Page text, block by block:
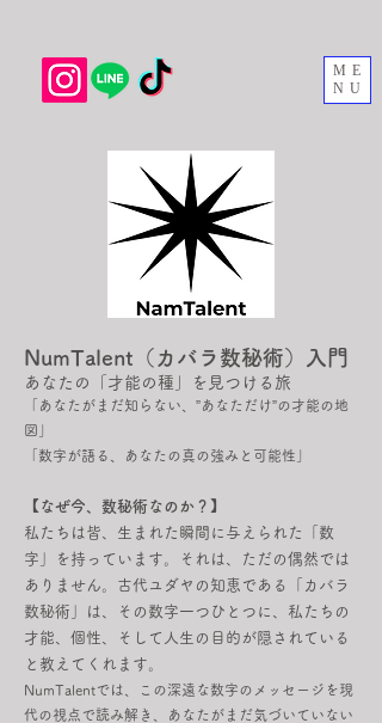
ME
NU
NumTalent（カバラ数秘術）入門
あなたの「才能の種」を見つける旅
「あなたがまだ知らない、”あなただけ”の才能の地
図」
「数字が語る、あなたの真の強みと可能性」
【なぜ今、数秘術なのか？】
​ 私たちは皆、生まれた瞬間に与えられた「数
字」を持っています。それは、ただの偶然では
ありません。古代ユダヤの知恵である「カバラ
数秘術」は、その数字一つひとつに、私たちの
才能、個性、そして人生の目的が隠されている
と教えてくれます。
NumTalentでは、この深遠な数字のメッセージを現
代の視点で読み解き、あなたがまだ気づいていない